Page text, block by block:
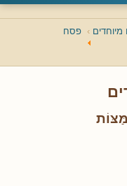
מיוחדים פסח